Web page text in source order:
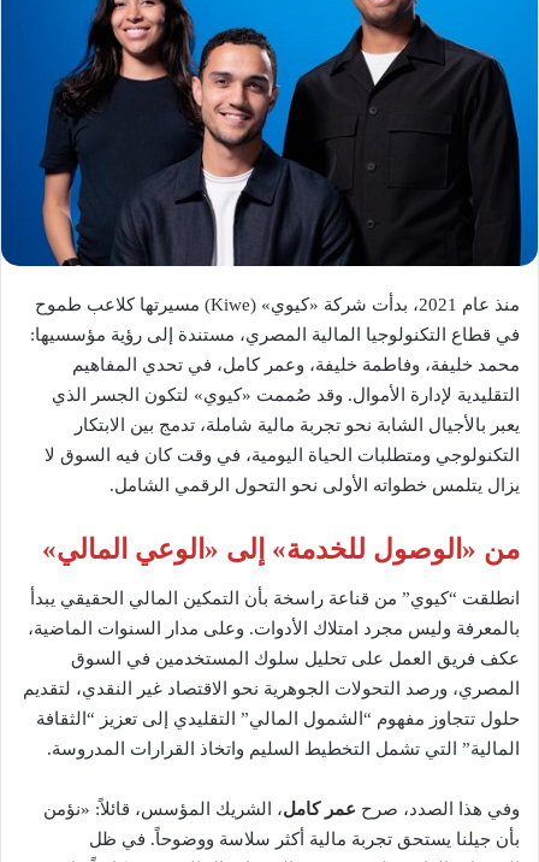
منذ عام 2021، بدأت شركة «كيوي» (Kiwe) مسيرتها كلاعب طموح
في قطاع التكنولوجيا المالية المصري، مستندة إلى رؤية مؤسسيها:
محمد خليفة، وفاطمة خليفة، وعمر كامل، في تحدي المفاهيم
التقليدية لإدارة الأموال. وقد صُممت «كيوي» لتكون الجسر الذي
يعبر بالأجيال الشابة نحو تجربة مالية شاملة، تدمج بين الابتكار
التكنولوجي ومتطلبات الحياة اليومية، في وقت كان فيه السوق لا
يزال يتلمس خطواته الأولى نحو التحول الرقمي الشامل.
من «الوصول للخدمة» إلى «الوعي المالي»
انطلقت “كيوي” من قناعة راسخة بأن التمكين المالي الحقيقي يبدأ
بالمعرفة وليس مجرد امتلاك الأدوات. وعلى مدار السنوات الماضية،
عكف فريق العمل على تحليل سلوك المستخدمين في السوق
المصري، ورصد التحولات الجوهرية نحو الاقتصاد غير النقدي، لتقديم
حلول تتجاوز مفهوم “الشمول المالي” التقليدي إلى تعزيز “الثقافة
المالية” التي تشمل التخطيط السليم واتخاذ القرارات المدروسة.
وفي هذا الصدد، صرح عمر كامل، الشريك المؤسس، قائلاً: «نؤمن
بأن جيلنا يستحق تجربة مالية أكثر سلاسة ووضوحاً. في ظل